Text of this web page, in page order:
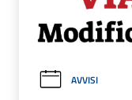
AVVISI